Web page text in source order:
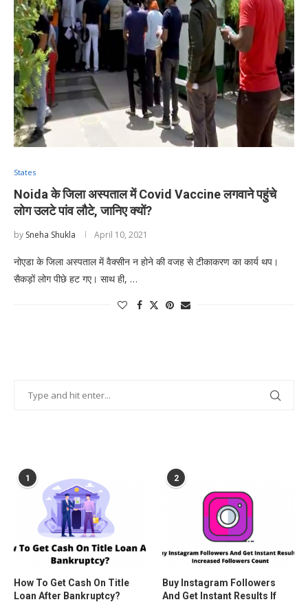
States
Noida के जिला अस्पताल में Covid Vaccine लगवाने पहुंचे
लोग उलटे पांव लौटे, जानिए क्यों?
by Sneha Shukla April 10, 2021
नोएडा के जिला अस्पताल में वैक्सीन न होने की वजह से टीकाकरण का कार्य थप।
सैकड़ों लोग पीछे हट गए। साथ ही, …
1
How To Get Cash On Title
Loan After Bankruptcy?
2
Buy Instagram Followers
And Get Instant Results If